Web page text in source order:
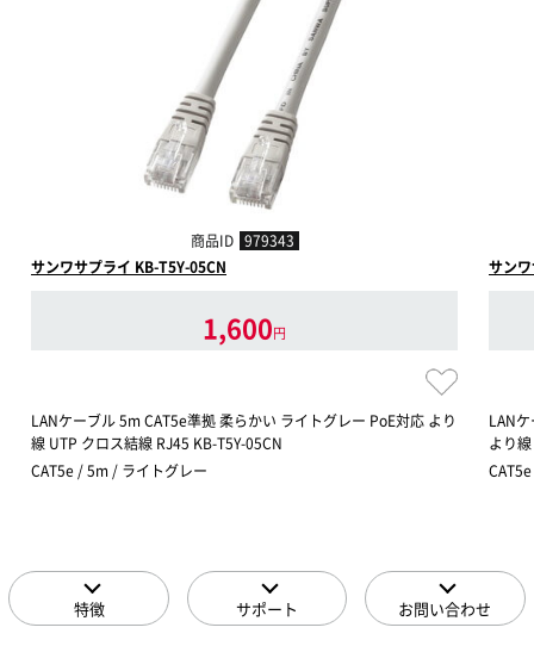
商品ID 979343
サンワサプライ KB-T5Y-05CN
1,600円
LANケーブル 5m CAT5e準拠 柔らかい ライトグレー PoE対応 より
線 UTP クロス結線 RJ45 KB-T5Y-05CN
CAT5e / 5m / ライトグレー
サン
LAN
より
特徴 サポート お問い合わせ